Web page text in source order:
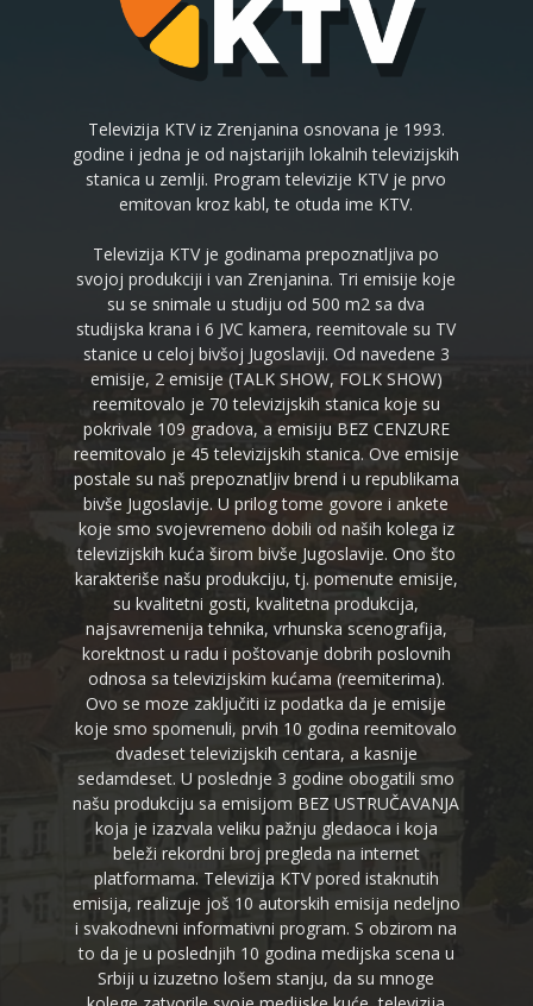
Televizija KTV iz Zrenjanina osnovana je 1993.
godine i jedna je od najstarijih lokalnih televizijskih
stanica u zemlji. Program televizije KTV je prvo
emitovan kroz kabl, te otuda ime KTV.
Televizija KTV je godinama prepoznatljiva po
svojoj produkciji i van Zrenjanina. Tri emisije koje
su se snimale u studiju od 500 m2 sa dva
studijska krana i 6 JVC kamera, reemitovale su TV
stanice u celoj bivšoj Jugoslaviji. Od navedene 3
emisije, 2 emisije (TALK SHOW, FOLK SHOW)
reemitovalo je 70 televizijskih stanica koje su
pokrivale 109 gradova, a emisiju BEZ CENZURE
reemitovalo je 45 televizijskih stanica. Ove emisije
postale su naš prepoznatljiv brend i u republikama
bivše Jugoslavije. U prilog tome govore i ankete
koje smo svojevremeno dobili od naših kolega iz
televizijskih kuća širom bivše Jugoslavije. Ono što
karakteriše našu produkciju, tj. pomenute emisije,
su kvalitetni gosti, kvalitetna produkcija,
najsavremenija tehnika, vrhunska scenografija,
korektnost u radu i poštovanje dobrih poslovnih
odnosa sa televizijskim kućama (reemiterima).
Ovo se moze zaključiti iz podatka da je emisije
koje smo spomenuli, prvih 10 godina reemitovalo
dvadeset televizijskih centara, a kasnije
sedamdeset. U poslednje 3 godine obogatili smo
našu produkciju sa emisijom BEZ USTRUČAVANJA
koja je izazvala veliku pažnju gledaoca i koja
beleži rekordni broj pregleda na internet
platformama. Televizija KTV pored istaknutih
emisija, realizuje još 10 autorskih emisija nedeljno
i svakodnevni informativni program. S obzirom na
to da je u poslednjih 10 godina medijska scena u
Srbiji u izuzetno lošem stanju, da su mnoge